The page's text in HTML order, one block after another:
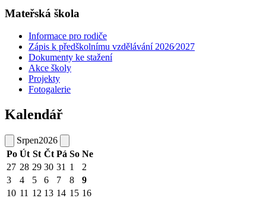
Mateřská škola
Informace pro rodiče
Zápis k předškolnímu vzdělávání 2026⁄2027
Dokumenty ke stažení
Akce školy
Projekty
Fotogalerie
Kalendář
Srpen2026
Po Út St Čt Pá So Ne
27 28 29 30 31 1
2
3
4 5 6 7 8
9
10 11 12 13 14 15 16